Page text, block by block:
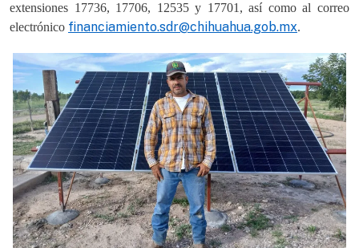
extensiones 17736, 17706, 12535 y 17701, así como al correo
electrónico financiamiento.sdr@chihuahua.gob.mx.